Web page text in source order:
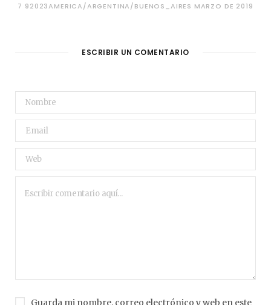
7 92023AMERICA/ARGENTINA/BUENOS_AIRES MARZO DE 2019
ESCRIBIR UN COMENTARIO
Guarda mi nombre, correo electrónico y web en este